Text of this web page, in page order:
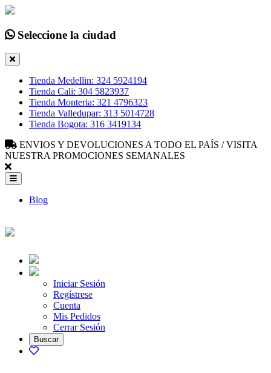
Seleccione la ciudad
Tienda Medellin: 324 5924194
Tienda Cali: 304 5823937
Tienda Monteria: 321 4796323
Tienda Valledupar: 313 5014728
Tienda Bogota: 316 3419134
ENVIOS Y DEVOLUCIONES A TODO EL PAÍS / VISITA
NUESTRA PROMOCIONES SEMANALES
Blog
Iniciar Sesión
Regístrese
Cuenta
Mis Pedidos
Cerrar Sesión